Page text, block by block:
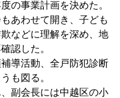
の事業計画を決めた。
あわせて開き、子ども
などに理解を深め、地
認した。
導活動、全戸防犯診断
も図る。
副会長には中越区の小